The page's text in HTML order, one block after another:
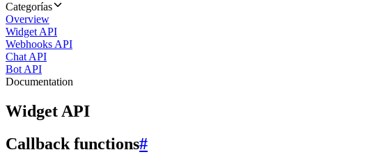
Categorías
Overview
Widget API
Webhooks API
Chat API
Bot API
Documentation
Widget API
Callback functions#